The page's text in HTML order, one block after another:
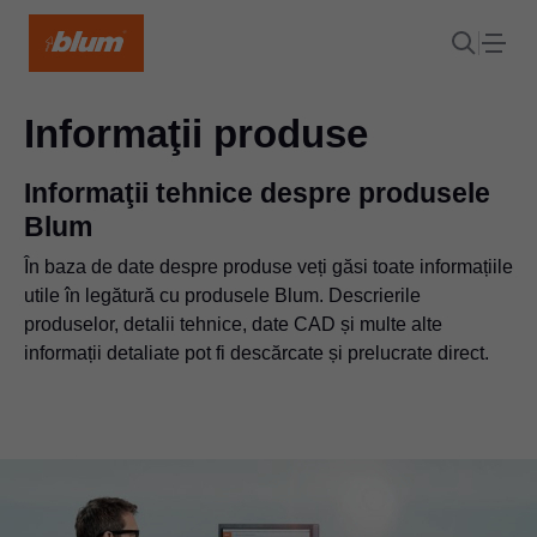
Informaţii produse
Informaţii tehnice despre produsele
Blum
În baza de date despre produse veți găsi toate informațiile
utile în legătură cu produsele Blum. Descrierile
produselor, detalii tehnice, date CAD și multe alte
informații detaliate pot fi descărcate și prelucrate direct.